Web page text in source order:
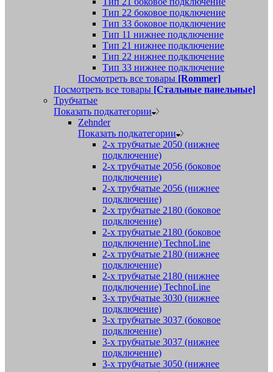
Тип 22 боковое подключение
Тип 33 боковое подключение
Тип 11 нижнее подключение
Тип 21 нижнее подключение
Тип 22 нижнее подключение
Тип 33 нижнее подключение
Посмотреть все товары [Rommer]
Посмотреть все товары [Стальные панельные]
Трубчатые
Показать подкатегории
Zehnder
Показать подкатегории
2-х трубчатые 2050 (нижнее
подключение)
2-х трубчатые 2056 (боковое
подключение)
2-х трубчатые 2056 (нижнее
подключение)
2-х трубчатые 2180 (боковое
подключение)
2-х трубчатые 2180 (боковое
подключение) TechnoLine
2-х трубчатые 2180 (нижнее
подключение)
2-х трубчатые 2180 (нижнее
подключение) TechnoLine
3-х трубчатые 3030 (нижнее
подключение)
3-х трубчатые 3037 (боковое
подключение)
3-х трубчатые 3037 (нижнее
подключение)
3-х трубчатые 3050 (нижнее